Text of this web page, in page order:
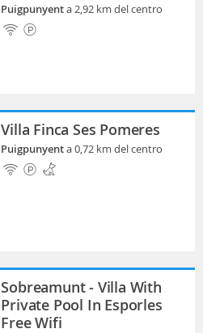
Puigpunyenta 2,92 km del centro
Villa Finca Ses Pomeres
Puigpunyenta 0,72 km del centro
Sobreamunt - Villa With
Private Pool In Esporles
Free Wifi